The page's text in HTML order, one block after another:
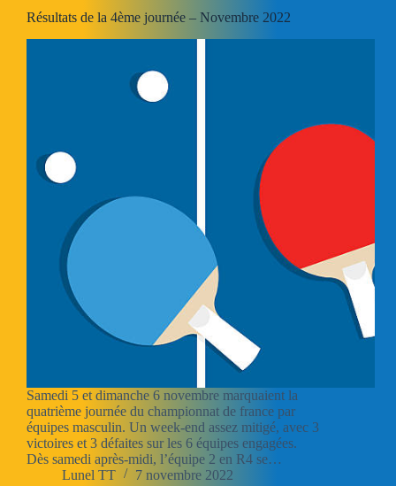
Résultats de la 4ème journée – Novembre 2022
Samedi 5 et dimanche 6 novembre marquaient la
quatrième journée du championnat de france par
équipes masculin. Un week-end assez mitigé, avec 3
victoires et 3 défaites sur les 6 équipes engagées.
Dès samedi après-midi, l’équipe 2 en R4 se…
Lunel TT
7 novembre 2022